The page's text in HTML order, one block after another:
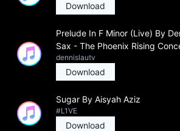
Download
Prelude In F Minor (Live) By
Sax - The Phoenix Rising
dennislautv
Download
Sugar By Aisyah Aziz
#L1VE
Download